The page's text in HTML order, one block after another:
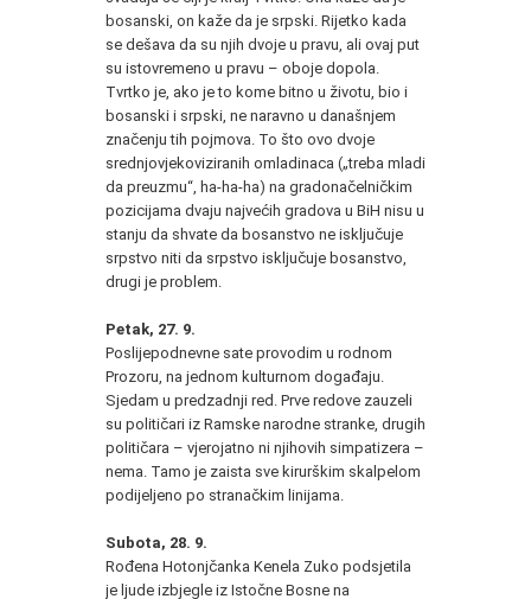
bosanski, on kaže da je srpski. Rijetko kada
se dešava da su njih dvoje u pravu, ali ovaj put
su istovremeno u pravu – oboje dopola.
Tvrtko je, ako je to kome bitno u životu, bio i
bosanski i srpski, ne naravno u današnjem
značenju tih pojmova. To što ovo dvoje
srednjovjekoviziranih omladinaca („treba mladi
da preuzmu“, ha-ha-ha) na gradonačelničkim
pozicijama dvaju najvećih gradova u BiH nisu u
stanju da shvate da bosanstvo ne isključuje
srpstvo niti da srpstvo isključuje bosanstvo,
drugi je problem.
Petak, 27. 9.
Poslijepodnevne sate provodim u rodnom
Prozoru, na jednom kulturnom događaju.
Sjedam u predzadnji red. Prve redove zauzeli
su političari iz Ramske narodne stranke, drugih
političara – vjerojatno ni njihovih simpatizera –
nema. Tamo je zaista sve kirurškim skalpelom
podijeljeno po stranačkim linijama.
Subota, 28. 9.
Rođena Hotonjčanka Kenela Zuko podsjetila
je ljude izbjegle iz Istočne Bosne na